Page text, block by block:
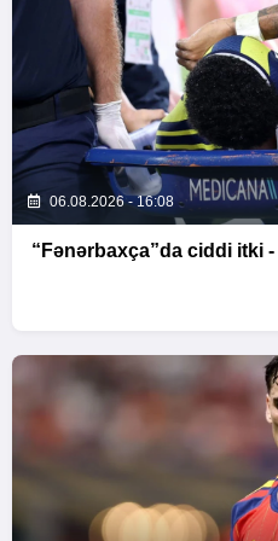
06.08.2026 - 16:08
“Fənərbaxça”da ciddi itki -